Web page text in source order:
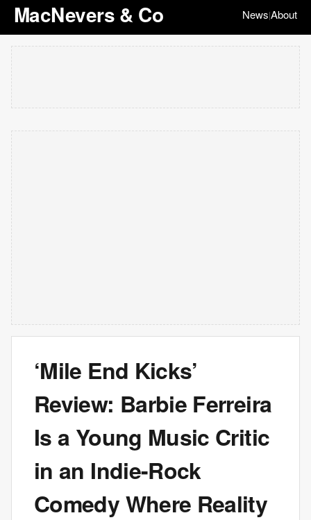
MacNevers & Co News|About
‘Mile End Kicks’
Review: Barbie Ferreira
Is a Young Music Critic
in an Indie-Rock
Comedy Where Reality